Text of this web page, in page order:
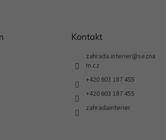
Kontakt
zahrada.interier@sezna
m.cz
+420 603 187 455
+420 603 187 455
zahradainterier